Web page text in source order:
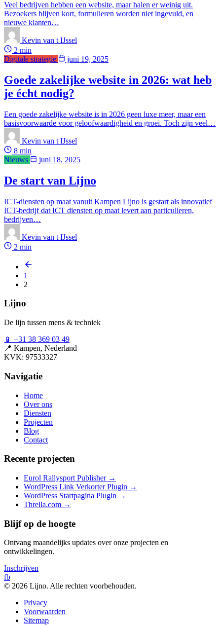
Veel bedrijven hebben een website, maar halen er weinig uit.
Bezoekers blijven kort, formulieren worden niet ingevuld, en
nieuwe klanten…
Kevin van t IJssel
2 min
Digitale strategie
juni 19, 2025
Goede zakelijke website in 2026: wat heb
je écht nodig?
Een goede zakelijke website is in 2026 geen luxe meer, maar een
basisvoorwaarde voor geloofwaardigheid en groei. Toch zijn veel…
Kevin van t IJssel
8 min
Nieuws
juni 18, 2025
De start van Lijno
ICT-diensten op maat vanuit Kampen Lijno is gestart als innovatief
ICT-bedrijf dat ICT diensten op maat levert aan particulieren,
bedrijven…
Kevin van t IJssel
2 min
1
2
Lijno
De lijn tussen mens & techniek
📱 +31 38 369 03 49
📍 Kampen, Nederland
KVK: 97533327
Navigatie
Home
Over ons
Diensten
Projecten
Blog
Contact
Recente projecten
Eurol Rallysport Publisher →
WordPress Link Verkorter Plugin →
WordPress Startpagina Plugin →
Thrella.com →
Blijf op de hoogte
Ontvang maandelijks updates over onze projecten en
ontwikkelingen.
Inschrijven
fb
© 2026 Lijno. Alle rechten voorbehouden.
Privacy
Voorwaarden
Sitemap